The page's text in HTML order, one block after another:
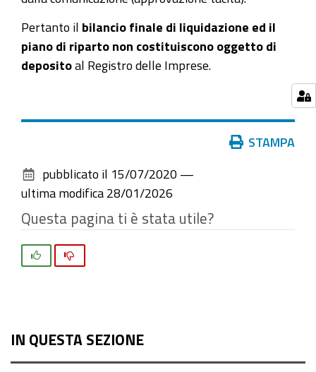
Pertanto il bilancio finale di liquidazione ed il
piano di riparto non costituiscono oggetto di
deposito al Registro delle Imprese.
documento
STAMPA
pubblicato il 15/07/2020 —
ultima modifica 28/01/2026
Questa pagina ti è stata utile?
IN QUESTA SEZIONE